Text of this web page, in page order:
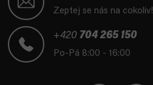
Zeptej se nás na cokoliv!
+420 704 265 150
Po-Pá 8:00 - 16:00